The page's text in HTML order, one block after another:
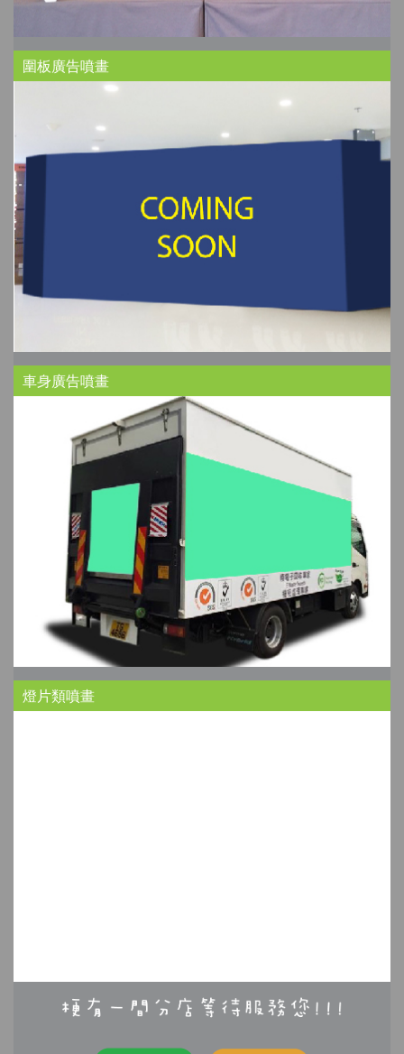
圍板廣告噴畫
車身廣告噴畫
燈片類噴畫